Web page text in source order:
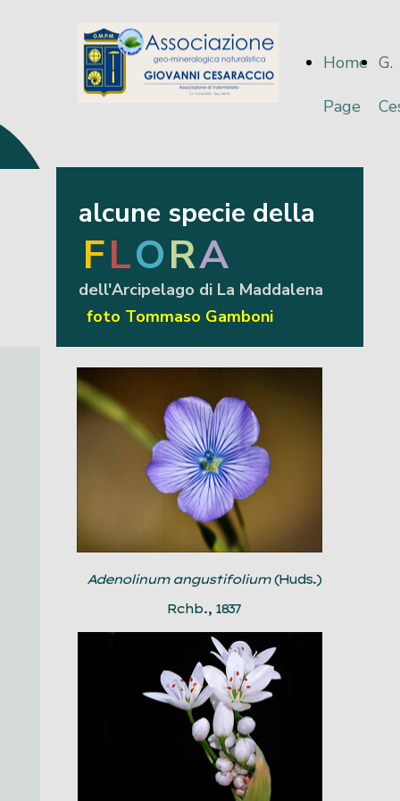
Home
Page
G.
alcune specie della
FLORA
dell'Arcipelago di La Maddalena
foto Tommaso Gamboni
Adenolinum angustifolium(Huds.)
Rchb., 1837